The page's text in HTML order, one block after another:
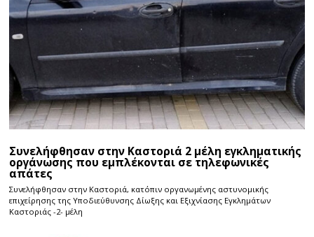
Συνελήφθησαν στην Καστοριά 2 μέλη εγκληματικής
οργάνωσης που εμπλέκονται σε τηλεφωνικές
απάτες
Συνελήφθησαν στην Καστοριά, κατόπιν οργανωμένης αστυνομικής
επιχείρησης της Υποδιεύθυνσης Δίωξης και Εξιχνίασης Εγκλημάτων
Καστοριάς -2- μέλη